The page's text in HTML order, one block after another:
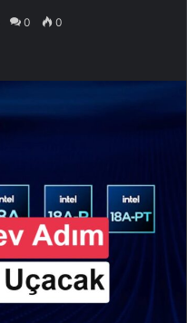
0 0